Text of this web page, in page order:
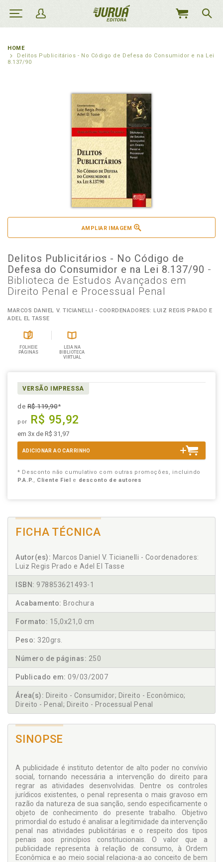
MEU
HOME
Delitos Publicitários - No Código de Defesa do Consumidor e na Lei
8.137/90
AMPLIAR IMAGEM
Delitos Publicitários - No Código de
Defesa do Consumidor e na Lei 8.137/90 -
Biblioteca de Estudos Avançados em
Direito Penal e Processual Penal
MARCOS DANIEL V. TICIANELLI - COORDENADORES: LUIZ REGIS PRADO E
ADEL EL TASSE
FOLHEIE
PÁGINAS
LEIA NA
BIBLIOTECA
VIRTUAL
VERSÃO IMPRESSA
deR$ 119,90*
por R$ 95,92
em 3x de R$ 31,97
ADICIONAR AO CARRINHO
* Desconto não cumulativo com outras promoções, incluindo
P.A.P., Cliente Fiel e desconto de autores
FICHA TÉCNICA
Autor(es): Marcos Daniel V. Ticianelli - Coordenadores:
Luiz Regis Prado e Adel El Tasse
ISBN: 978853621493-1
Acabamento: Brochura
Formato: 15,0x21,0 cm
Peso: 320grs.
Número de páginas: 250
Publicado em: 09/03/2007
Área(s): Direito - Consumidor; Direito - Econômico;
Direito - Penal; Direito - Processual Penal
SINOPSE
A publicidade é instituto detentor de alto poder no convívio
social, tornando necessária a intervenção do direito para
regrar as atividades desenvolvidas. Dentre os controles
jurídicos existentes, o penal representa o mais gravoso em
razão da natureza de sua sanção, sendo especificamente o
objeto de conhecimento do presente trabalho. Objetivo
primordial do estudo é analisar a legitimidade da intervenção
penal nas atividades publicitárias e o respeito dos tipos
penais aos princípios constitucionais. O valor que a
publicidade representa à relação de consumo, à Ordem
Econômica e ao meio social relaciona-a ao conceito de bem